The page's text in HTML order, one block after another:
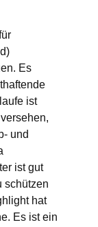
Es
ist
und
ist gut
schützen
hat
Es ist ein